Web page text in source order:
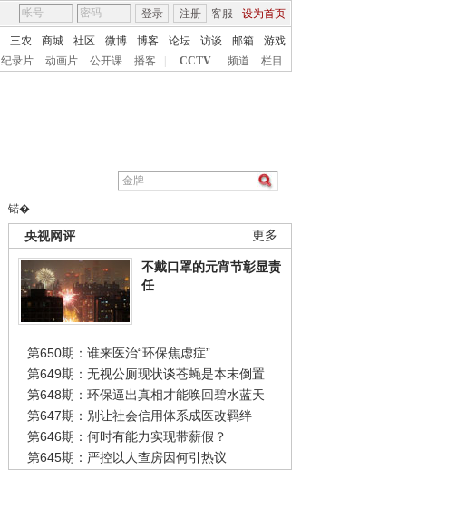
客服 设为首页
登录 注册
三农 商城 社区 微博 博客 论坛 访谈 邮箱
游戏
纪录片 动画片 公开课 播客 CCTV 频道 栏目
锘�
更多
央视网评
不戴口罩的元宵节彰显责
任
第650期：谁来医治“环保焦虑症”
第649期：无视公厕现状谈苍蝇是本末倒置
第648期：环保逼出真相才能唤回碧水蓝天
第647期：别让社会信用体系成医改羁绊
第646期：何时有能力实现带薪假？
第645期：严控以人查房因何引热议